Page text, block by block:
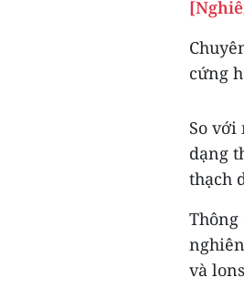
cứng
So
dạng
thạch
và